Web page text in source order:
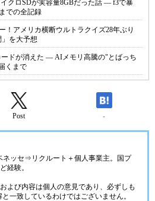
イクロSDが実容量8GBだった話 ― f3で暴
での全記録
！アメリカ横断ウルトラクイズ28年ぶり
」を大予想
ドが消えた ― AIメモリ高騰の"とばっち
くまで
Post -
ッセ⇒リクルート＋個人事業主。国プ
経験。
よび内容は個人の意見であり、必ずしも
一致しているわけではございません。